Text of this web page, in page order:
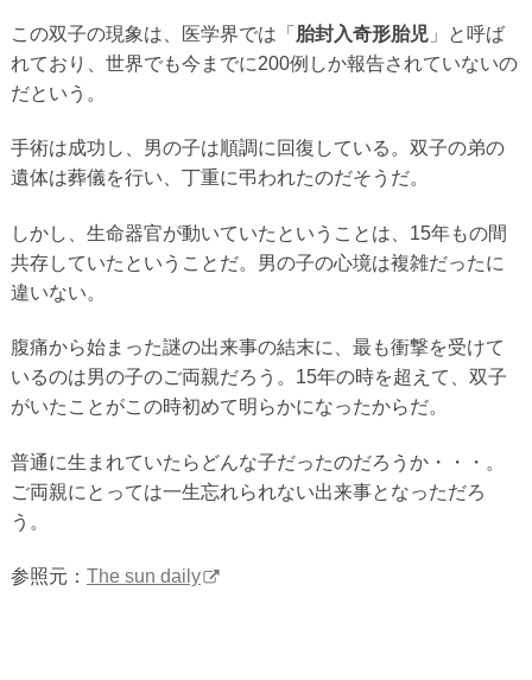
この双子の現象は、医学界では「 胎封入奇形胎児」と呼ば
れており、世界でも今までに200例しか報告されていないの
だという。
手術は成功し、男の子は順調に回復している。双子の弟の
遺体は葬儀を行い、丁重に弔われたのだそうだ。
しかし、生命器官が動いていたということは、15年もの間
共存していたということだ。男の子の心境は複雑だったに
違いない。
腹痛から始まった謎の出来事の結末に、最も衝撃を受けて
いるのは男の子のご両親だろう。15年の時を超えて、双子
がいたことがこの時初めて明らかになったからだ。
普通に生まれていたらどんな子だったのだろうか・・・。
ご両親にとっては一生忘れられない出来事となっただろ
う。
参照元： The sun daily